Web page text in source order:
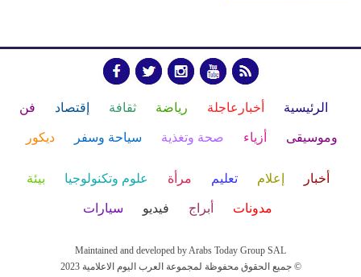
الرئيسية أخبارعاجلة رياضة ثقافة إقتصاد فن
وموسيقى أزياء صحة وتغذية سياحة وسفر ديكور
أخبار إعلام تعليم مرأة علوم وتكنولوجيا بيئة
مدونات أبراج فيديو سيارات
Maintained and developed by Arabs Today Group SAL
جميع الحقوق محفوظة لمجموعة العرب اليوم الاعلامية 2023 ©